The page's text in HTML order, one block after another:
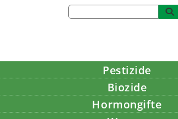
Pestizide
Biozide
Hormongifte